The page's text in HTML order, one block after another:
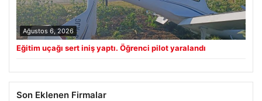
Ağustos 6, 2026
Eğitim uçağı sert iniş yaptı. Öğrenci pilot yaralandı
Son Eklenen Firmalar